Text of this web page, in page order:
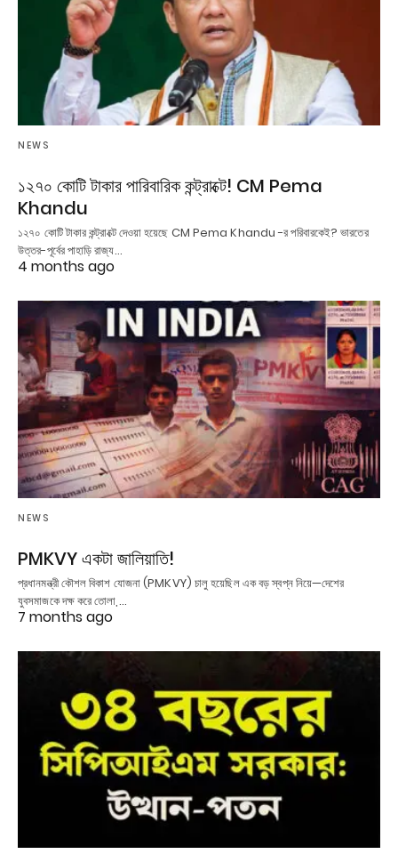
NEWS
১২৭০ কোটি টাকার পারিবারিক কন্ট্রাক্টে! CM Pema
Khandu
১২৭০ কোটি টাকার কন্ট্রাক্টে দেওয়া হয়েছে CM Pema Khandu -র পরিবারকেই? ভারতের
উত্তর-পূর্বের পাহাড়ি রাজ্য…
4 months ago
NEWS
PMKVY একটা জালিয়াতি!
প্রধানমন্ত্রী কৌশল বিকাশ যোজনা (PMKVY) চালু হয়েছিল এক বড় স্বপ্ন নিয়ে—দেশের
যুবসমাজকে দক্ষ করে তোলা,…
7 months ago